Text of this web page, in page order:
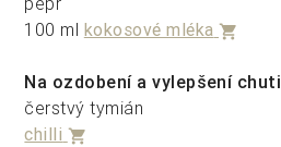
100 ml kokosové mléka shopping_cart
Na ozdobení a vylepšení chuti
čerstvý tymián
chilli shopping_cart